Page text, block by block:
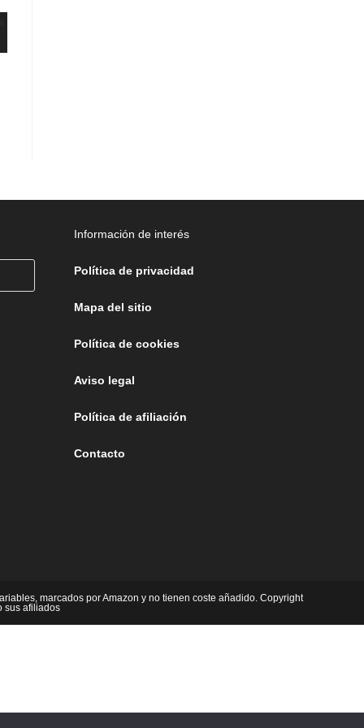
Información de interés
Política de privacidad
Mapa del sitio
Política de cookies
Aviso legal
Política de afiliación
Contacto
marcados por Amazon y no tienen coste añadido. Copyright
sus afiliados